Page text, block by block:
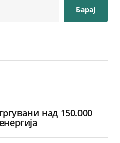
Барај
над 150.000